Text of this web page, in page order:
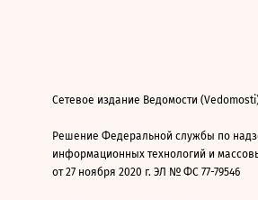
Сетевое издание Ведомости
Решение Федеральной службы по
информационных технологий и
от 27 ноября 2020 г. ЭЛ № ФС 77-79546